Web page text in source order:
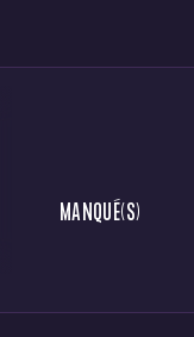
MANQUÉ(S)